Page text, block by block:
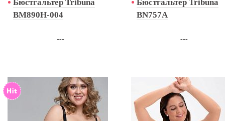
Бюстгальтер Tribuna
BM890H-004
---
Бюстгальтер Tribuna
BN757A
---